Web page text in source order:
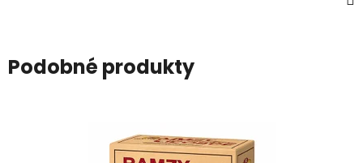
Podobné produkty